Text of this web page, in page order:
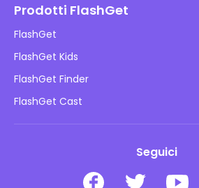
Politica DMCA
Informativa sulla privacy
Politiche pubblicitarie
Non vendere le mie informazioni
Sicurezza online dei bambini
Scarica
Prodotti FlashGet
FlashGet
FlashGet Kids
FlashGet Finder
FlashGet Cast
Seguici